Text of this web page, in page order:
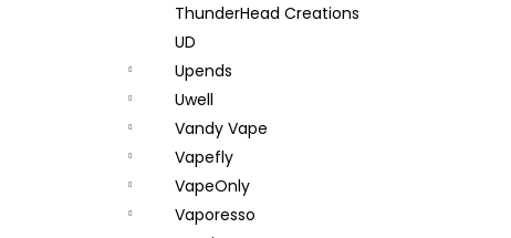
ThunderHead Creations
UD
Upends
Uwell
Vandy Vape
Vapefly
VapeOnly
Vaporesso